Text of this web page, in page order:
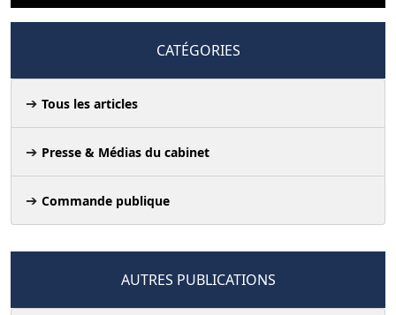
CATÉGORIES
Tous les articles
Presse & Médias du cabinet
Commande publique
AUTRES PUBLICATIONS